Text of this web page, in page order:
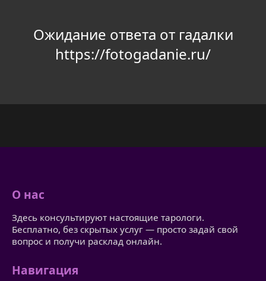
Ожидание ответа от гадалки
https://fotogadanie.ru/
О нас
Здесь консультируют настоящие тарологи.
Бесплатно, без скрытых услуг — просто задай свой
вопрос и получи расклад онлайн.
Навигация